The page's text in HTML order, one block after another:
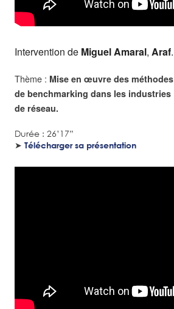
Intervention de Miguel Amaral, Araf.
Thème : Mise en œuvre des méthodes
de benchmarking dans les industries
de réseau.
Durée : 26’17”
➤ Télécharger sa présentation